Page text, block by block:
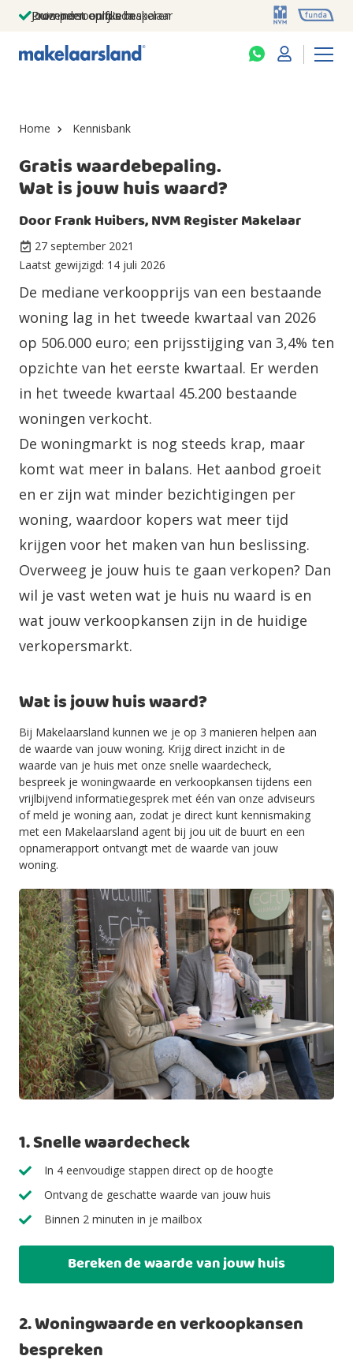
Jouw persoonlijke makelaar
Duizenden euro's besparen
Prominent op funda
Home Kennisbank
Gratis waardebepaling.
Wat is jouw huis waard?
DoorFrank Huibers, NVM Register Makelaar
27 september 2021
Laatst gewijzigd: 14 juli 2026
De mediane verkoopprijs van een bestaande
woning lag in het tweede kwartaal van 2026
op 506.000 euro; een prijsstijging van 3,4% ten
opzichte van het eerste kwartaal. Er werden
in het tweede kwartaal 45.200 bestaande
woningen verkocht.
De woningmarkt is nog steeds krap, maar
komt wat meer in balans. Het aanbod groeit
en er zijn wat minder bezichtigingen per
woning, waardoor kopers wat meer tijd
krijgen voor het maken van hun beslissing.
Overweeg je jouw huis te gaan verkopen? Dan
wil je vast weten wat je huis nu waard is en
wat jouw verkoopkansen zijn in de huidige
verkopersmarkt.
Wat is jouw huis waard?
Bij Makelaarsland kunnen we je op 3 manieren helpen aan
de waarde van jouw woning. Krijg direct inzicht in de
waarde van je huis met onze snelle waardecheck,
bespreek je woningwaarde en verkoopkansen tijdens een
vrijlbijvend informatiegesprek met één van onze adviseurs
of meld je woning aan, zodat je direct kunt kennismaking
met een Makelaarsland agent bij jou uit de buurt en een
opnamerapport ontvangt met de waarde van jouw
woning.
1. Snelle waardecheck
In 4 eenvoudige stappen direct op de hoogte
Ontvang de geschatte waarde van jouw huis
Binnen 2 minuten in je mailbox
Bereken de waarde van jouw huis
2. Woningwaarde en verkoopkansen
bespreken